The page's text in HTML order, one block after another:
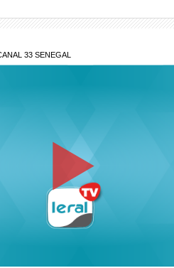
33 SENEGAL